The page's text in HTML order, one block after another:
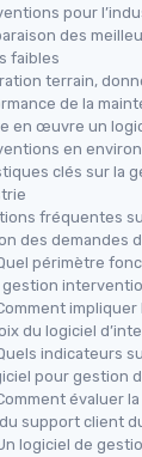
pour
des
faibles
terrain,
de la
en œuvre un
en
clés sur la
fréquentes
des demandes
périmètre
gestion
du logiciel
indicateurs
pour gestion
évaluer
support client
logiciel de